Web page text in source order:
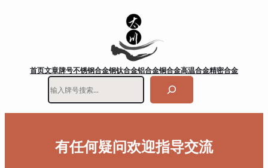
首页文章牌号不锈钢合金钢钛合金铝合金铜合金高温合金精密合金
有任何疑问欢迎指导交流